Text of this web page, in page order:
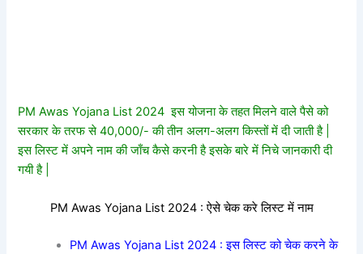
PM Awas Yojana List 2024 इस योजना के तहत मिलने वाले पैसे को
सरकार के तरफ से 40,000/- की तीन अलग-अलग किस्तों में दी जाती है |
इस लिस्ट में अपने नाम की जाँच कैसे करनी है इसके बारे में निचे जानकारी दी
गयी है |
PM Awas Yojana List 2024 : ऐसे चेक करे लिस्ट में नाम
PM Awas Yojana List 2024 : इस लिस्ट को चेक करने के